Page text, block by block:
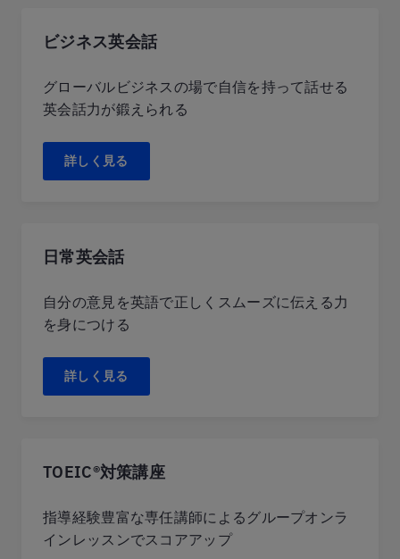
ビジネス英会話
グローバルビジネスの場で自信を持って話せる
英会話力が鍛えられる
詳しく見る
日常英会話
自分の意見を英語で正しくスムーズに伝える力
を身につける
詳しく見る
TOEIC®対策講座
指導経験豊富な専任講師によるグループオンラ
インレッスンでスコアアップ